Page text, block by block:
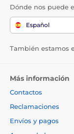
Dónde nos puede
Español
También estamos
Más información
Contactos
Reclamaciones
Envíos y pagos